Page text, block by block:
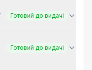
Готовий до видачі
Готовий до видачі